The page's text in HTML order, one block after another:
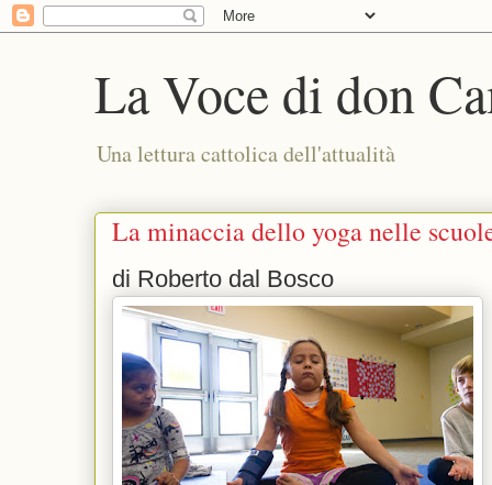
La Voce di don
Una lettura cattolica dell'attualità
La minaccia dello yoga nelle
di Roberto dal Bosco